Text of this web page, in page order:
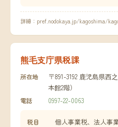
詳細： pref.nodokaya.jp/kagoshima/
熊毛支庁県税課
所在地
〒891-3192 鹿児島県西
本館2階）
電話 0997-22-0063
税目
個人事業税、法人事